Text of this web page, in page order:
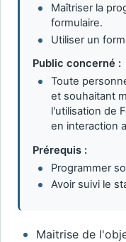
Maîtriser la
formulaire.
Utiliser un
Public concerné :
Toute
et souhaitant
l'utilisation de
en interaction
Prérequis :
Programmer
Avoir suivi le
Maitrise de